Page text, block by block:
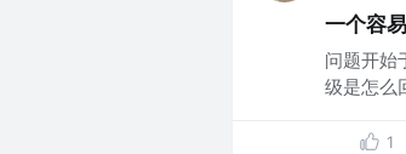
一个容
问题开始
级是怎么
1